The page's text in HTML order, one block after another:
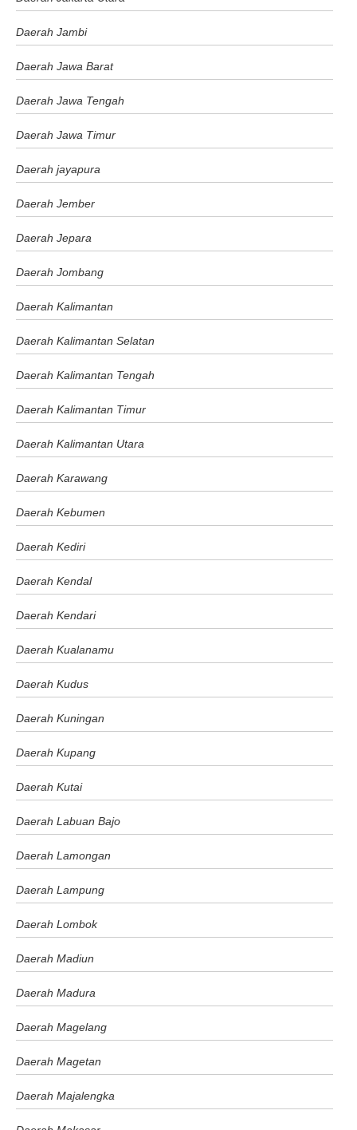
Daerah Jambi
Daerah Jawa Barat
Daerah Jawa Tengah
Daerah Jawa Timur
Daerah jayapura
Daerah Jember
Daerah Jepara
Daerah Jombang
Daerah Kalimantan
Daerah Kalimantan Selatan
Daerah Kalimantan Tengah
Daerah Kalimantan Timur
Daerah Kalimantan Utara
Daerah Karawang
Daerah Kebumen
Daerah Kediri
Daerah Kendal
Daerah Kendari
Daerah Kualanamu
Daerah Kudus
Daerah Kuningan
Daerah Kupang
Daerah Kutai
Daerah Labuan Bajo
Daerah Lamongan
Daerah Lampung
Daerah Lombok
Daerah Madiun
Daerah Madura
Daerah Magelang
Daerah Magetan
Daerah Majalengka